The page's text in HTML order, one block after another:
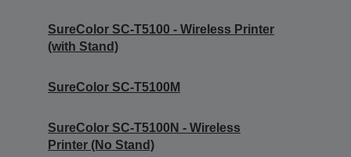
SureColor SC-T5100 - Wireless Printer
(with Stand)
SureColor SC-T5100M
SureColor SC-T5100N - Wireless
Printer (No Stand)